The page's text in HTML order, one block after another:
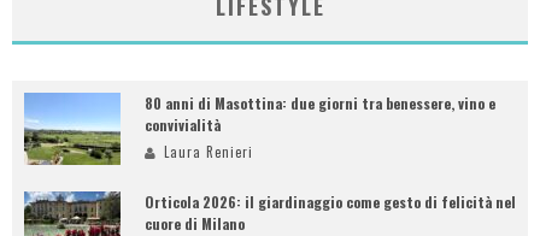
LIFESTYLE
80 anni di Masottina: due giorni tra benessere, vino e
convivialità
Laura Renieri
Orticola 2026: il giardinaggio come gesto di felicità nel
cuore di Milano